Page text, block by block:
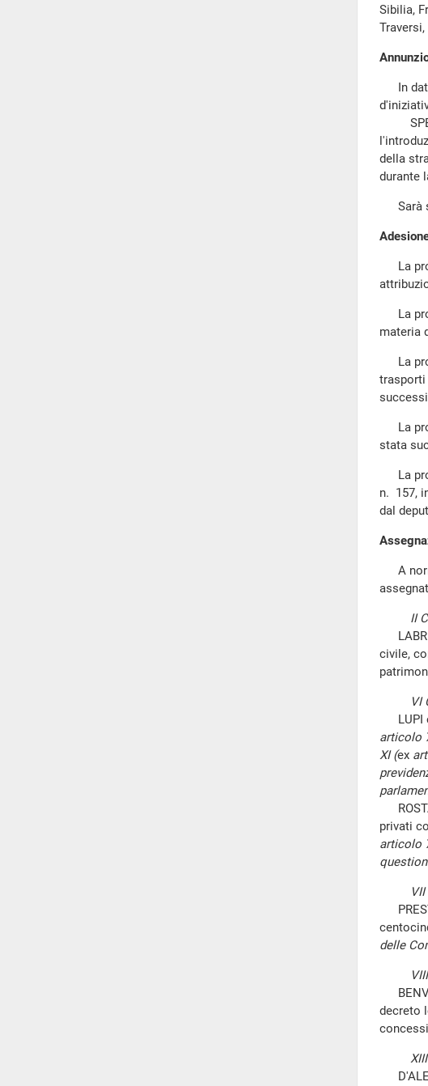
Sibilia,
In data
della
durante
Sarà
La
La
materia
La
trasporti
La
stata
La
n. 157,
dal
A
II
civile,
VI
LUPI
articolo
XI (ex
privati
articolo
delle
decreto